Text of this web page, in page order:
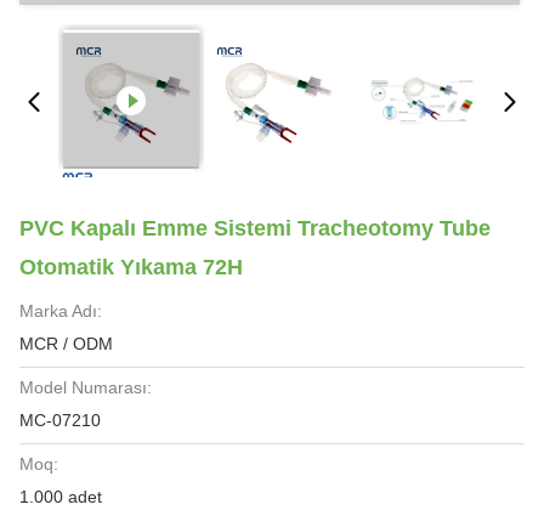
PVC Kapalı Emme Sistemi Tracheotomy Tube
Otomatik Yıkama 72H
Marka Adı:
MCR / ODM
Model Numarası:
MC-07210
Moq:
1.000 adet